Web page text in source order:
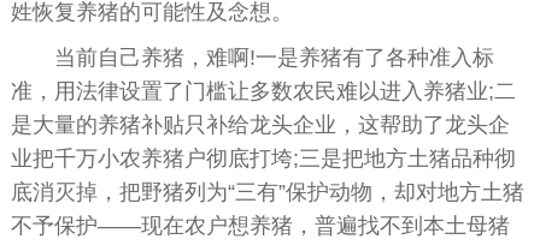
姓恢复养猪的可能性及念想。
当前自己养猪，难啊!一是养猪有了各种准入标
准，用法律设置了门槛让多数农民难以进入养猪业;二
是大量的养猪补贴只补给龙头企业，这帮助了龙头企
业把千万小农养猪户彻底打垮;三是把地方土猪品种彻
底消灭掉，把野猪列为“三有”保护动物，却对地方土猪
不予保护——现在农户想养猪，普遍找不到本土母猪